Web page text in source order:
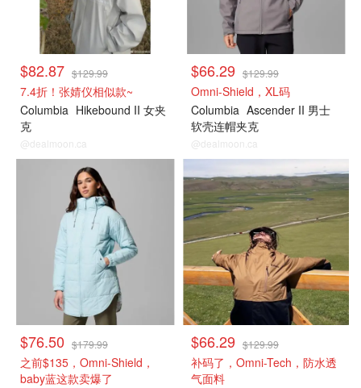
$82.87 $129.99
7.4折！张婧仪相似款~
Columbia Hikebound II 女夹
克
@dealmoon.ca
$66.29 $129.99
Omni-Shield，XL码
Columbia Ascender II 男士
软壳连帽夹克
@dealmoon.ca
$76.50 $179.99
之前$135，Omni-Shield，
baby蓝这款卖爆了
$66.29 $129.99
补码了，Omni-Tech，防水透
气面料